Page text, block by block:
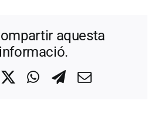
aquesta
informació.
WhatsApp
Telegram
Correo